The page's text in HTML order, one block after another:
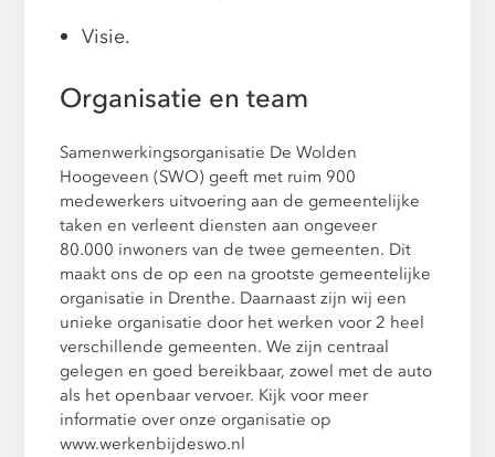
Visie.
Organisatie en team
Samenwerkingsorganisatie De Wolden
Hoogeveen (SWO) geeft met ruim 900
medewerkers uitvoering aan de gemeentelijke
taken en verleent diensten aan ongeveer
80.000 inwoners van de twee gemeenten. Dit
maakt ons de op een na grootste gemeentelijke
organisatie in Drenthe. Daarnaast zijn wij een
unieke organisatie door het werken voor 2 heel
verschillende gemeenten. We zijn centraal
gelegen en goed bereikbaar, zowel met de auto
als het openbaar vervoer. Kijk voor meer
informatie over onze organisatie op
www.werkenbijdeswo.nl